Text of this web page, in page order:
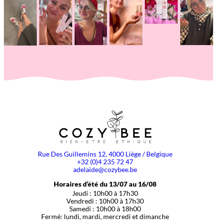
Rue Des Guillemins 12, 4000 Liège / Belgique
+32 (0)4 235 72 47
adelaide@cozybee.be
Horaires d’été du 13/07 au 16/08
Jeudi : 10h00 à 17h30
Vendredi : 10h00 à 17h30
Samedi : 10h00 à 18h00
Fermé: lundi, mardi, mercredi et dimanche